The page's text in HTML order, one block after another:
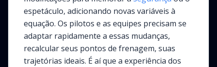
espetáculo, adicionando novas variáveis à
equação. Os pilotos e as equipes precisam se
adaptar rapidamente a essas mudanças,
recalcular seus pontos de frenagem, suas
trajetórias ideais. É aí que a experiência dos